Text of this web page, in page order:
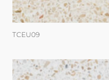
TCEU09